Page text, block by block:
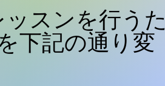
スンを行うた
下記の通り変